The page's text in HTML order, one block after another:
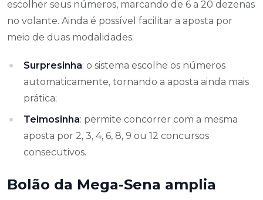
escolher seus números, marcando de 6 a 20 dezenas
no volante. Ainda é possível facilitar a aposta por
meio de duas modalidades:
Surpresinha: o sistema escolhe os números
automaticamente, tornando a aposta ainda mais
prática;
Teimosinha: permite concorrer com a mesma
aposta por 2, 3, 4, 6, 8, 9 ou 12 concursos
consecutivos.
Bolão da Mega-Sena amplia